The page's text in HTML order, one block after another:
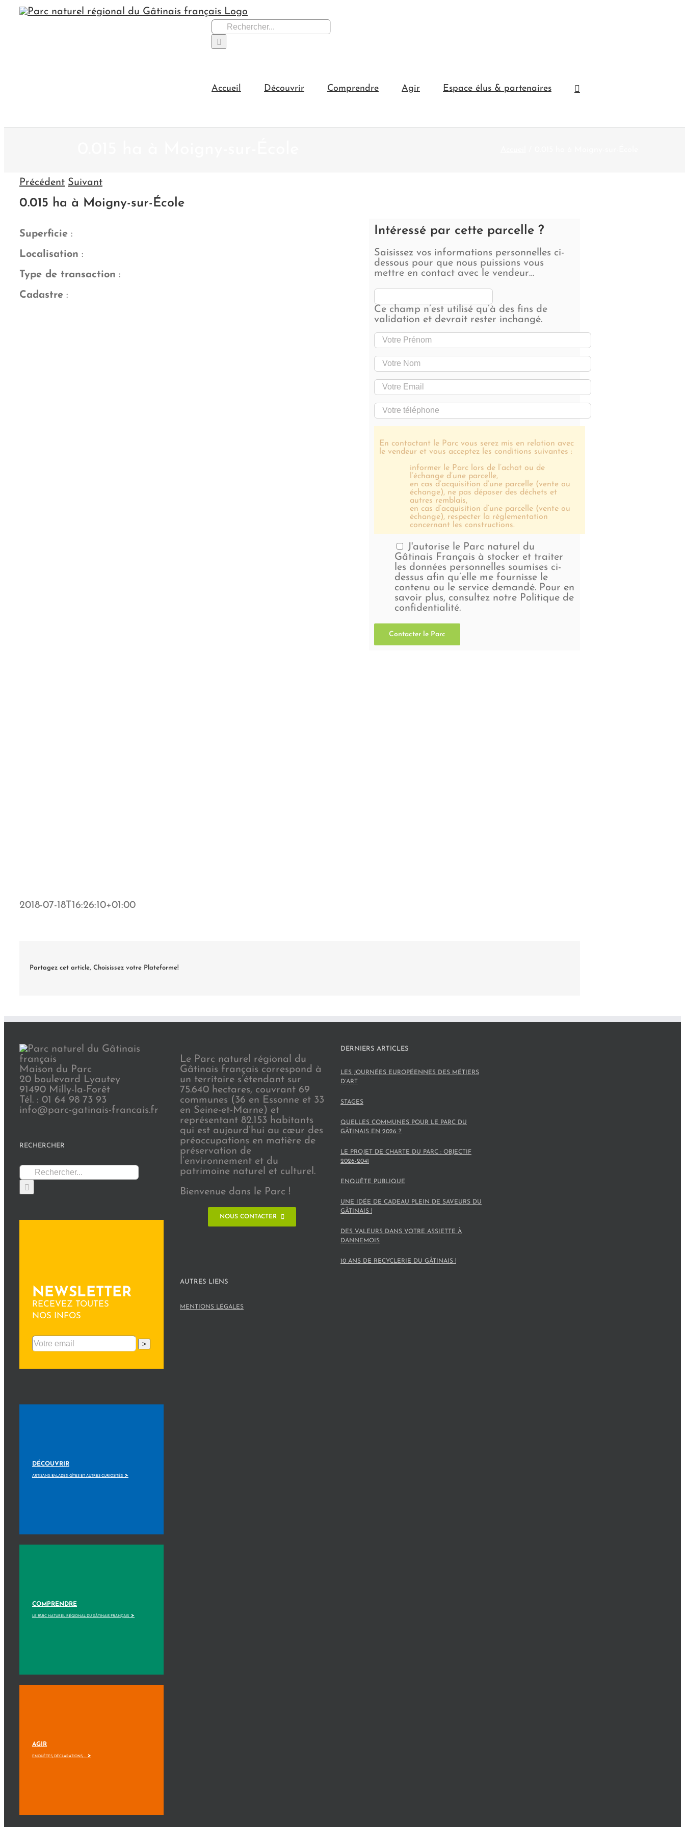
Passer
Rechercher:
Accueil Découvrir Comprendre Agir Espace élus & partenaires
Précédent Suivant
0.015 ha à Moigny-sur-École
Superficie :
Localisation :
Type de transaction :
Cadastre :
Intéressé par cette parcelle ?
Saisissez vos informations personnelles ci-
dessous pour que nous puissions vous
mettre en contact avec le vendeur…
Ce champ n’est utilisé qu’à des fins de
validation et devrait rester inchangé.
En contactant le Parc vous serez mis en relation avec
le vendeur et vous acceptez les conditions suivantes :
informer le Parc lors de l’achat ou de
l’échange d’une parcelle,
en cas d’acquisition d’une parcelle (vente ou
échange), ne pas déposer des déchets et
autres remblais,
en cas d’acquisition d’une parcelle (vente ou
échange), respecter la réglementation
concernant les constructions.
J'autorise le Parc naturel du
Gâtinais Français à stocker et traiter
les données personnelles soumises ci-
dessus afin qu’elle me fournisse le
contenu ou le service demandé. Pour en
savoir plus, consultez notre Politique de
confidentialité.
2018-07-18T16:26:10+01:00
Partagez cet article, Choisissez votre Plateforme!
Maison du Parc
20 boulevard Lyautey
91490 Milly-la-Forêt
Tél. : 01 64 98 73 93
info@parc-gatinais-francais.fr
RECHERCHER
Rechercher:
NEWSLETTER
RECEVEZ TOUTES
NOS INFOS
>
DÉCOUVRIR
ARTISANS, BALADES, GÎTES ET AUTRES CURIOSITÉS >
COMPRENDRE
LE PARC NATUREL RÉGIONAL DU GÂTINAIS FRANÇAIS >
AGIR
ENQUÊTES, DÉCLARATIONS, ... >
Le Parc naturel régional du
Gâtinais français correspond à
un territoire s’étendant sur
75.640 hectares, couvrant 69
communes (36 en Essonne et 33
en Seine-et-Marne) et
représentant 82.153 habitants
qui est aujourd’hui au cœur des
préoccupations en matière de
préservation de
l’environnement et du
patrimoine naturel et culturel.
Bienvenue dans le Parc !
NOUS CONTACTER
DERNIERS ARTICLES
LES JOURNÉES EUROPÉENNES DES MÉTIERS
D’ART
STAGES
QUELLES COMMUNES POUR LE PARC DU
GÂTINAIS EN 2026 ?
LE PROJET DE CHARTE DU PARC : OBJECTIF
2026-2041
ENQUÊTE PUBLIQUE
UNE IDÉE DE CADEAU PLEIN DE SAVEURS DU
GÂTINAIS !
DES VALEURS DANS VOTRE ASSIETTE À
DANNEMOIS
10 ANS DE RECYCLERIE DU GÂTINAIS !
AUTRES LIENS
MENTIONS LÉGALES